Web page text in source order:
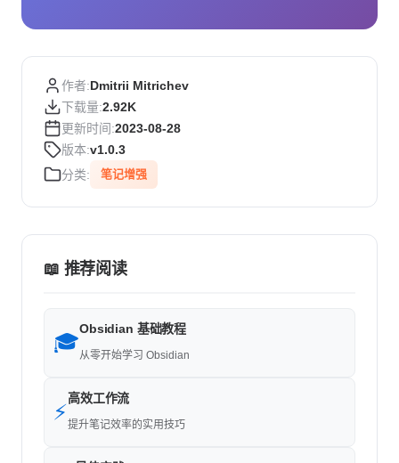
作者:Dmitrii Mitrichev
下载量:2.92K
更新时间:2023-08-28
版本:v1.0.3
分类:
笔记增强
📖 推荐阅读
🎓
Obsidian 基础教程
从零开始学习 Obsidian
⚡
高效工作流
提升笔记效率的实用技巧